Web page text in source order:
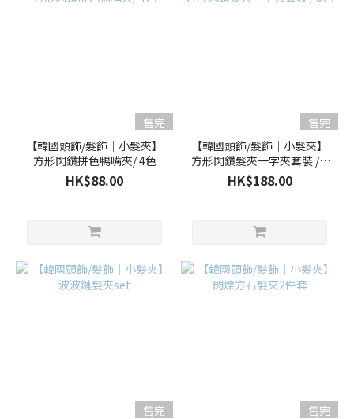
售完
【韓國頭飾/髮飾｜小髮夾】
方形閃鑽拼色鴨嘴夾/ 4色
HK$88.00
售完
【韓國頭飾/髮飾｜小髮夾】
方形閃鑽髮夾一字夾套裝 / 3
色
HK$188.00
售完
售完